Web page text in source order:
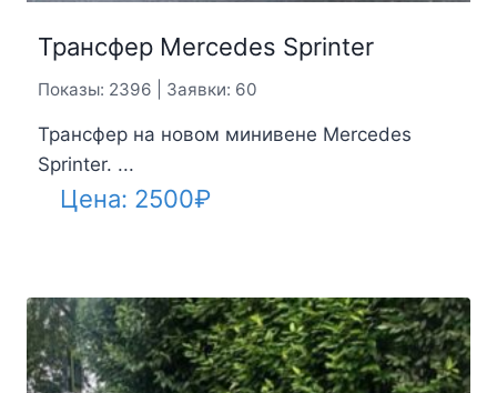
Трансфер Mercedes Sprinter
Показы: 2396 | Заявки: 60
Трансфер на новом минивене Mercedes
Sprinter. ...
Цена: 2500₽